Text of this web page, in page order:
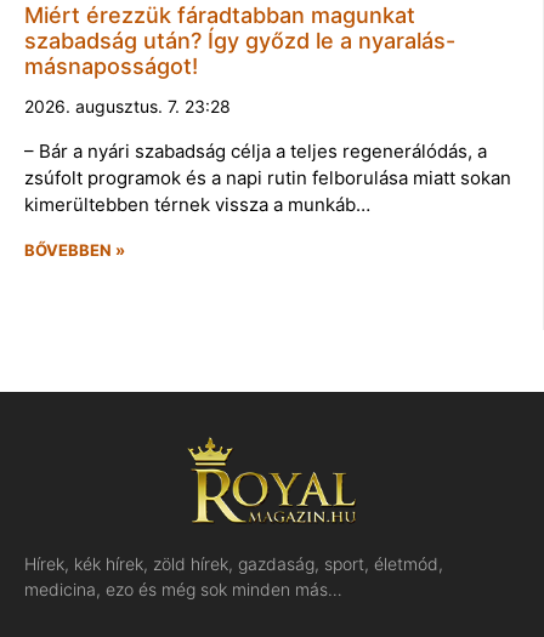
Miért érezzük fáradtabban magunkat
szabadság után? Így győzd le a nyaralás-
másnaposságot!
2026. augusztus. 7. 23:28
– Bár a nyári szabadság célja a teljes regenerálódás, a
zsúfolt programok és a napi rutin felborulása miatt sokan
kimerültebben térnek vissza a munkáb…
BŐVEBBEN »
Hírek, kék hírek, zöld hírek, gazdaság, sport, életmód,
medicina, ezo és még sok minden más…